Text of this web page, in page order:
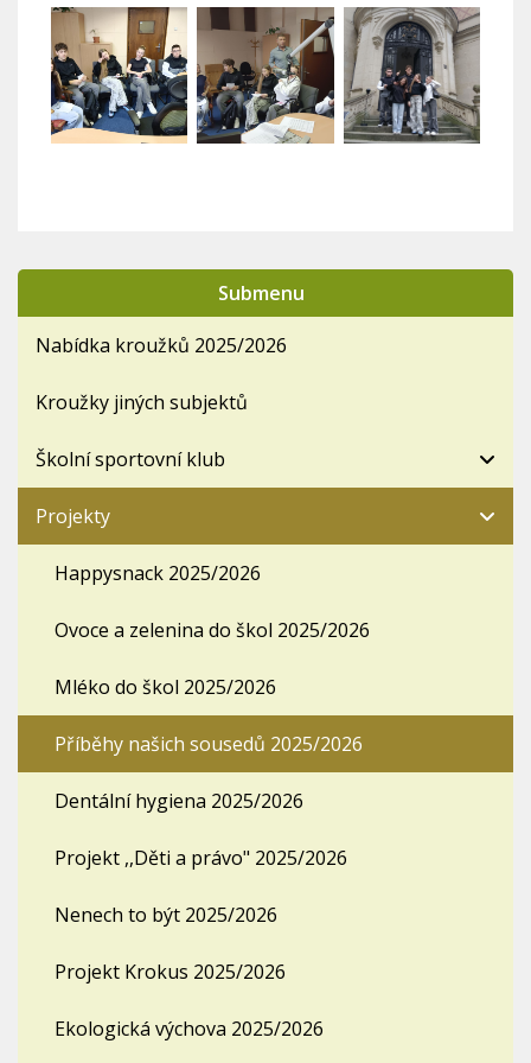
Submenu
Nabídka kroužků 2025/2026
Kroužky jiných subjektů
Školní sportovní klub
Projekty
Happysnack 2025/2026
Ovoce a zelenina do škol 2025/2026
Mléko do škol 2025/2026
Příběhy našich sousedů 2025/2026
Dentální hygiena 2025/2026
Projekt ,,Děti a právo" 2025/2026
Nenech to být 2025/2026
Projekt Krokus 2025/2026
Ekologická výchova 2025/2026